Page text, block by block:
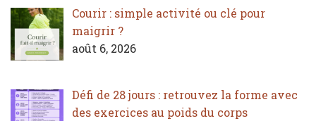
Courir : simple activité ou clé pour
maigrir ?
août 6, 2026
Défi de 28 jours : retrouvez la forme avec
des exercices au poids du corps